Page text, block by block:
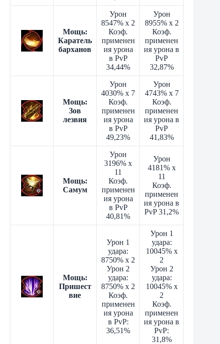
Мощь:
Каратель
барханов
Урон
8547% x 2
Коэф.
применен
ия урона
в PvP
34,44%
Урон
8955% x 2
Коэф.
применен
ия урона в
PvP
32,87%
Мощь:
Зов
лезвия
Урон
4030% x 7
Коэф.
применен
ия урона
в PvP
49,23%
Урон
4743% x 7
Коэф.
применен
ия урона в
PvP
41,83%
Мощь:
Самум
Урон
3196% x
11
Коэф.
применен
ия урона
в PvP
40,81%
Урон
4181% x
11
Коэф.
применен
ия урона в
PvP 31,2%
Мощь:
Пришест
вие
Урон 1
удара:
8750% x 2
Урон 2
удара:
8750% x 2
Коэф.
применен
ия урона
в PvP:
36,51%
Урон 1
удара:
10045% x
2
Урон 2
удара:
10045% x
2
Коэф.
применен
ия урона в
PvP:
31,8%